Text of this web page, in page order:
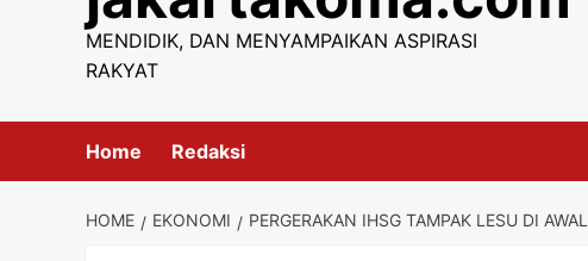
MENDIDIK, DAN MENYAMPAIKAN ASPIRASI
RAKYAT
Home Redaksi
HOME EKONOMI PERGERAKAN IHSG TAMPAK LESU DI